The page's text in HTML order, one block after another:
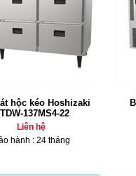
hộc kéo Hoshizaki
137MS4-22
Liên hệ
hành : 24 tháng